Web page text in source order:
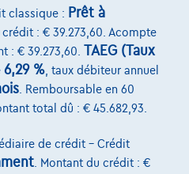
véhicule
classique : Prêt à
crédit : € 39.273,60. Acompte
: € 39.273,60. TAEG (Taux
6,29 % , taux débiteur annuel
. Remboursable en 60
total dû : € 45.682,93.
de crédit – Crédit
. Montant du crédit : €